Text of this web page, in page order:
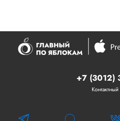
+7 (3012)